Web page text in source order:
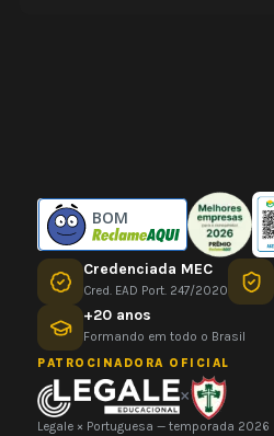
BOM
Credenciada MEC
Cred. EAD Port. 247/2020
+20 anos
Formando em todo o Brasil
PATROCINADORA OFICIAL
×
Legale × Portuguesa — temporada 2026